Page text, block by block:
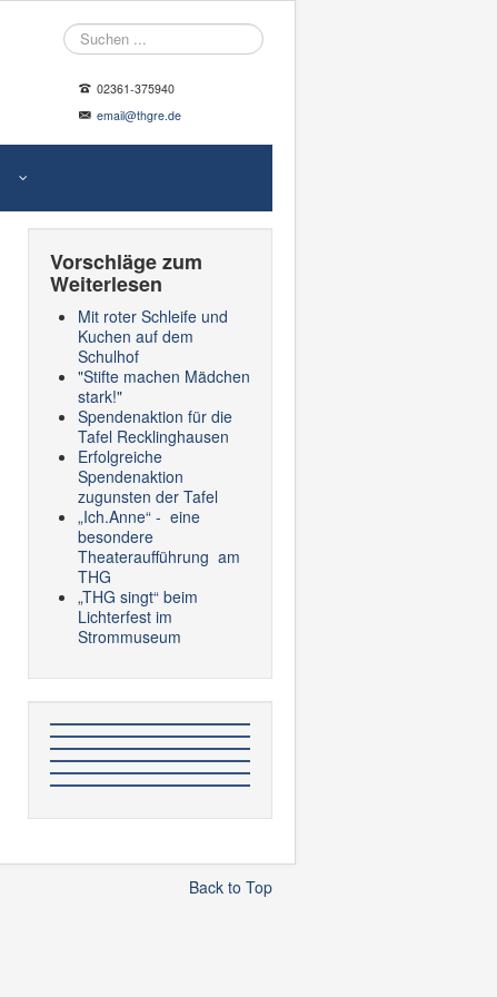
Suche
02361-375940
email@thgre.de
Vorschläge zum
Weiterlesen
Mit roter Schleife und
Kuchen auf dem
Schulhof
"Stifte machen Mädchen
stark!"
Spendenaktion für die
Tafel Recklinghausen
Erfolgreiche
Spendenaktion
zugunsten der Tafel
„Ich.Anne“ - eine
besondere
Theateraufführung am
THG
„THG singt“ beim
Lichterfest im
Strommuseum
Back to Top